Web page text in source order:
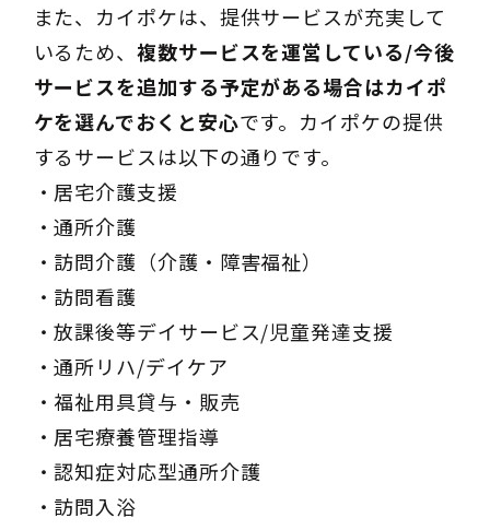
また、カイポケは、提供サービスが充実して
いるため、複数サービスを運営している/今後
サービスを追加する予定がある場合はカイポ
ケを選んでおくと安心です。カイポケの提供
するサービスは以下の通りです。
・居宅介護支援
・通所介護
・訪問介護（介護・障害福祉）
・訪問看護
・放課後等デイサービス/児童発達支援
・通所リハ/デイケア
・福祉用具貸与・販売
・居宅療養管理指導
・認知症対応型通所介護
・訪問入浴